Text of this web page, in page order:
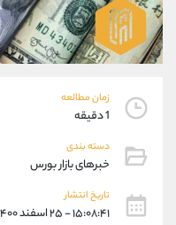
زمان مطالعه
1 دقیقه
دسته بندی
خبرهای بازار بورس
تاریخ انتشار
۱۵:۰۸:۴۱ - ۲۵ اسفند ۱۴۰۰
واتساپ
تلگرام
پشتیبان فروش
موبایل
واتساپ
تلگرام
داخلی